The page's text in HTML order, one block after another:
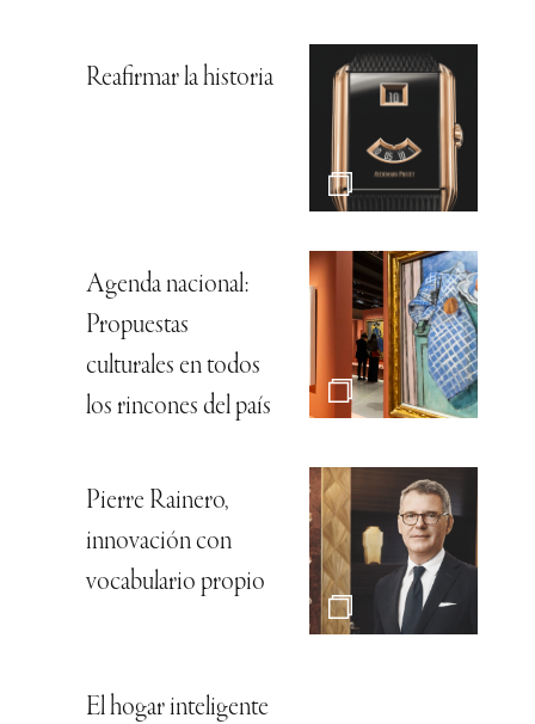
Reafirmar la historia
Agenda nacional:
Propuestas
culturales en todos
los rincones del país
Pierre Rainero,
innovación con
vocabulario propio
El hogar inteligente